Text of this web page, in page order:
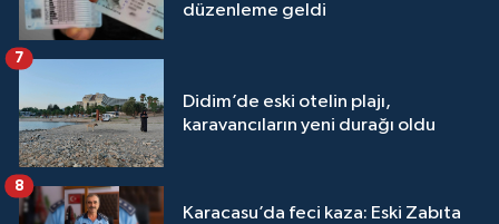
düzenleme geldi
Didim’de eski otelin plajı,
karavancıların yeni durağı oldu
7
Karacasu’da feci kaza: Eski Zabıta
8